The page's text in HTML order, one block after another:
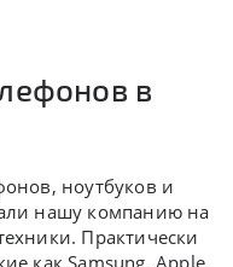
в
ноутбуков и
нашу компанию на
Практически